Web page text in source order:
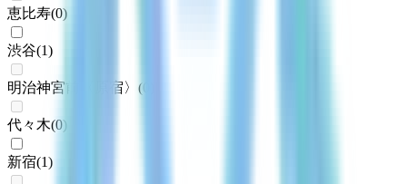
恵比寿(0)
渋谷(1)
明治神宮前〈原宿〉 (
代々木(0)
新宿(1)